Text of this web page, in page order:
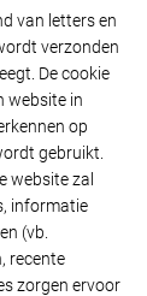
van letters en
verzonden
De cookie
website in
op
gebruikt.
website zal
informatie
(vb.
recente
zorgen ervoor